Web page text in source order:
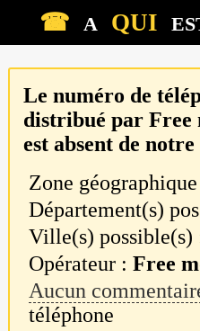
☎ A QUI
Le numéro de
distribué par Free
est absent de
Zone
Département(s)
Ville(s)
Opérateur :Free
Aucun
téléphone